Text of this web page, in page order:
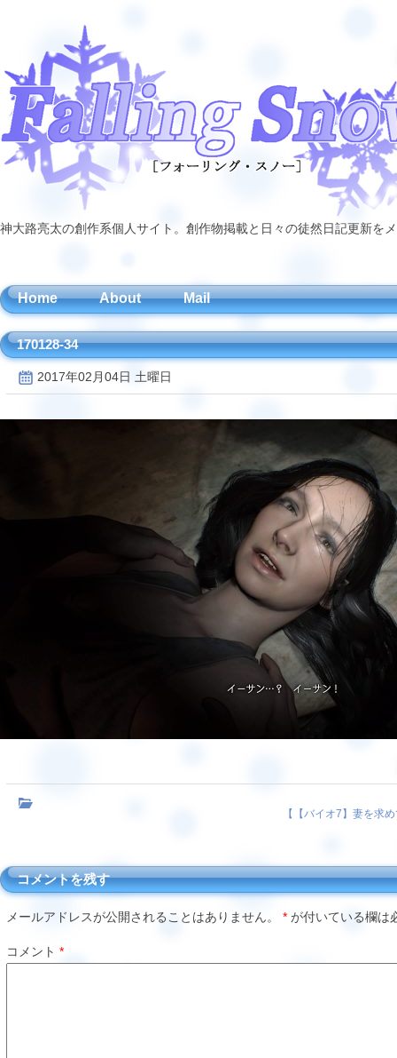
神大路亮太の創作系個人サイト。創作物掲載と日々の徒然日記更新
Home About Mail
170128-34
2017年02月04日 土曜日
【 【バイオ7】妻を求
コメントを残す
メールアドレスが公開されることはありません。 * が付いている欄は
コメント *